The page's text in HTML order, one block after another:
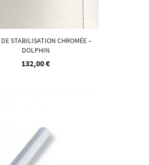
DE STABILISATION CHROMÉE –
DOLPHIN
132,00 €